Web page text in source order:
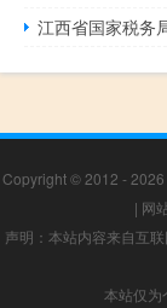
Copyright © 2012 - 2026
| 网
声明：本站内容来自互
本站仅为